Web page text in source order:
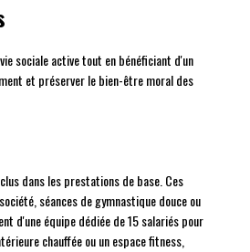
sociale active tout en bénéficiant d'un
et préserver le bien-être moral des
dans les prestations de base. Ces
séances de gymnastique douce ou
d'une équipe dédiée de 15 salariés pour
chauffée ou un espace fitness,